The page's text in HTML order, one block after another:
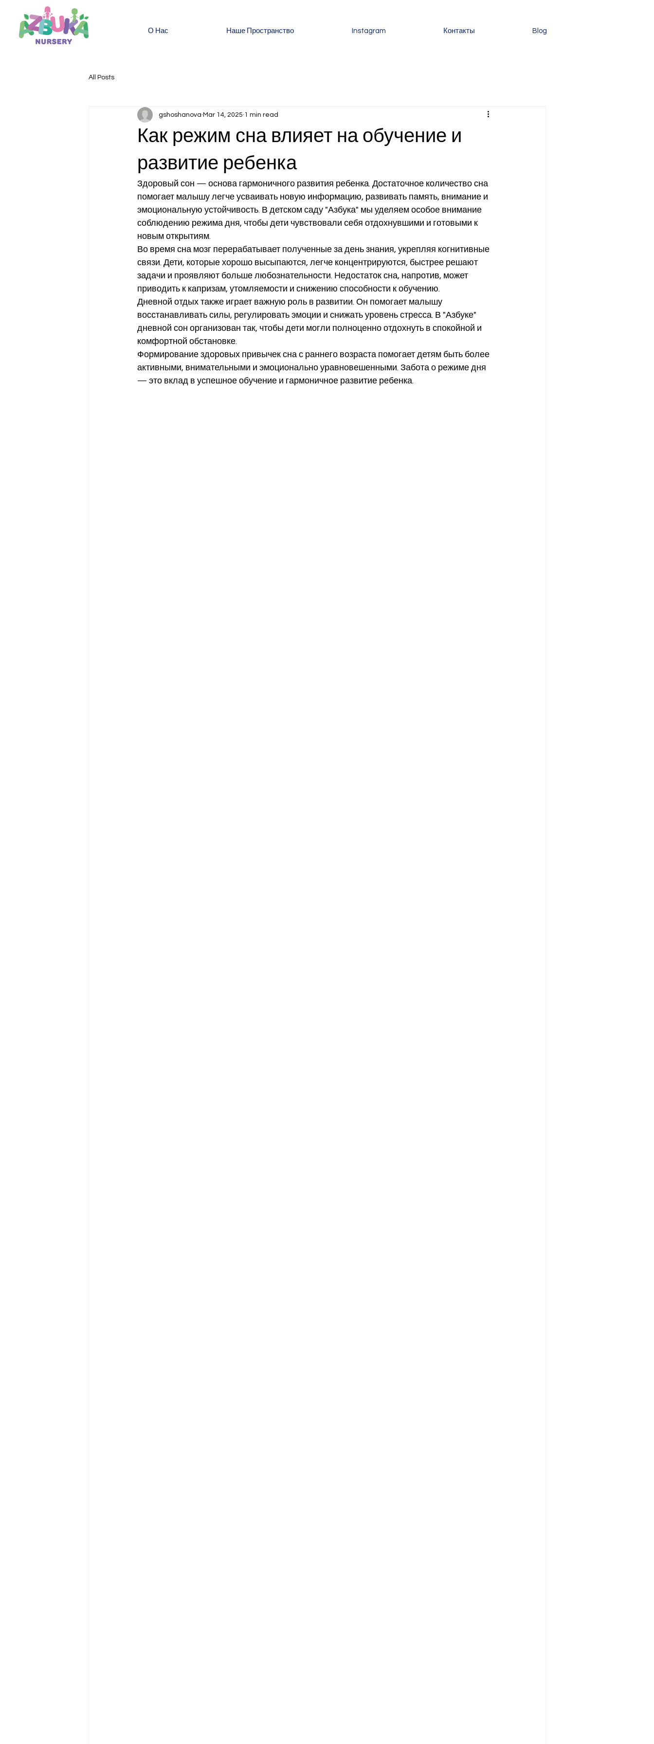
О Нас Наше Пространство Instagram Контакты Blog
All Posts
Как режим сна влияет на обучение и
развитие ребенка
gshoshanova Mar 14, 2025 1 min read
Здоровый сон — основа гармоничного развития ребенка. Достаточное количество сна
помогает малышу легче усваивать новую информацию, развивать память, внимание и
эмоциональную устойчивость. В детском саду "Азбука" мы уделяем особое внимание
соблюдению режима дня, чтобы дети чувствовали себя отдохнувшими и готовыми к
новым открытиям.
Во время сна мозг перерабатывает полученные за день знания, укрепляя когнитивные
связи. Дети, которые хорошо высыпаются, легче концентрируются, быстрее решают
задачи и проявляют больше любознательности. Недостаток сна, напротив, может
приводить к капризам, утомляемости и снижению способности к обучению.
Дневной отдых также играет важную роль в развитии. Он помогает малышу
восстанавливать силы, регулировать эмоции и снижать уровень стресса. В "Азбуке"
дневной сон организован так, чтобы дети могли полноценно отдохнуть в спокойной и
комфортной обстановке.
Формирование здоровых привычек сна с раннего возраста помогает детям быть более
активными, внимательными и эмоционально уравновешенными. Забота о режиме дня
— это вклад в успешное обучение и гармоничное развитие ребенка.